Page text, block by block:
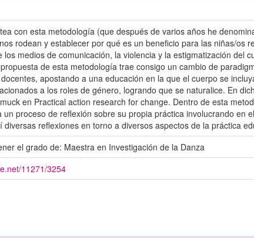
con esta metodología (que después de varios años he
rodean y establecer por qué es un beneficio para las niñas/
los medios de comunicación, la violencia y la estigmatización
de esta metodología trae consigo un cambio de
apostando a una educación en la que el cuerpo se
a los roles de género, logrando que se naturalice. En
en Practical action research for change. Dentro de esta
un proceso de reflexión sobre su propia práctica involucrando en
diversas reflexiones en torno a diversos aspectos de la práctica
el grado de: Maestra en Investigación de la Danza
11271/3254